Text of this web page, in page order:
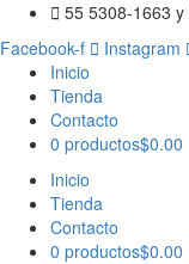
contenido
55 5308-1663
Facebook-f
Instagram
Inicio
Tienda
Contacto
0 productos$0.00
Inicio
Tienda
Contacto
0 productos$0.00
Purina®
Plan®
Veterinary
Diets
Gastroenteric
Canine
Low
Húmedo